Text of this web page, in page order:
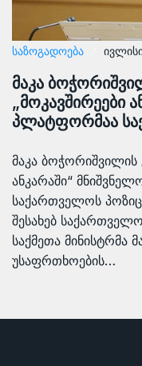
ᲡᲐᲖᲝᲒᲐᲓᲝᲔᲑᲐ
მაკა
„მოკავშირეები
პლატფორმაა
მაკა ბოჭორიშვილის
ანკარაში“
საქართველოს
შესახებ
საქმეთა მინისტრმა
უსაფრთხოების…